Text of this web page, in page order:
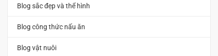
Blog sắc đẹp và thể hình
Blog công thức nấu ăn
Blog vật nuôi